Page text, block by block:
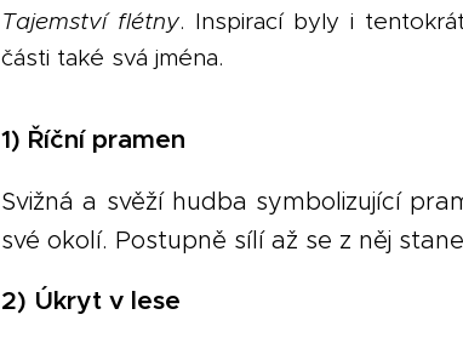
Tajemství flétny. Inspirací byly i
části také svá jména.
1) Říční pramen
Svižná a svěží hudba symbolizující
své okolí. Postupně sílí až se z něj
2) Úkryt v lese